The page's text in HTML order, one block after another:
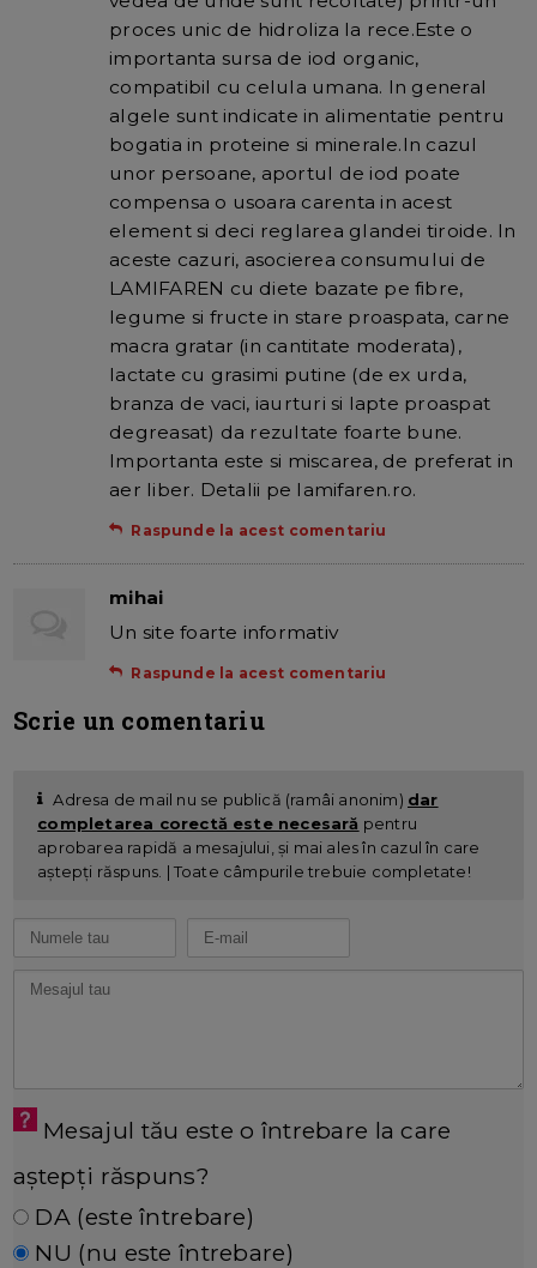
proces unic de hidroliza la rece.Este o
importanta sursa de iod organic,
compatibil cu celula umana. In general
algele sunt indicate in alimentatie pentru
bogatia in proteine si minerale.In cazul
unor persoane, aportul de iod poate
compensa o usoara carenta in acest
element si deci reglarea glandei tiroide. In
aceste cazuri, asocierea consumului de
LAMIFAREN cu diete bazate pe fibre,
legume si fructe in stare proaspata, carne
macra gratar (in cantitate moderata),
lactate cu grasimi putine (de ex urda,
branza de vaci, iaurturi si lapte proaspat
degreasat) da rezultate foarte bune.
Importanta este si miscarea, de preferat in
aer liber. Detalii pe lamifaren.ro.
Raspunde la acest comentariu
mihai
Un site foarte informativ
Raspunde la acest comentariu
Scrie un comentariu
Adresa de mail nu se publică (ramâi anonim) dar
completarea corectă este necesară pentru
aprobarea rapidă a mesajului, și mai ales în cazul în care
aștepți răspuns. | Toate câmpurile trebuie completate!
Mesajul tău este o întrebare la care
aștepți răspuns?
DA (este întrebare)
NU (nu este întrebare)